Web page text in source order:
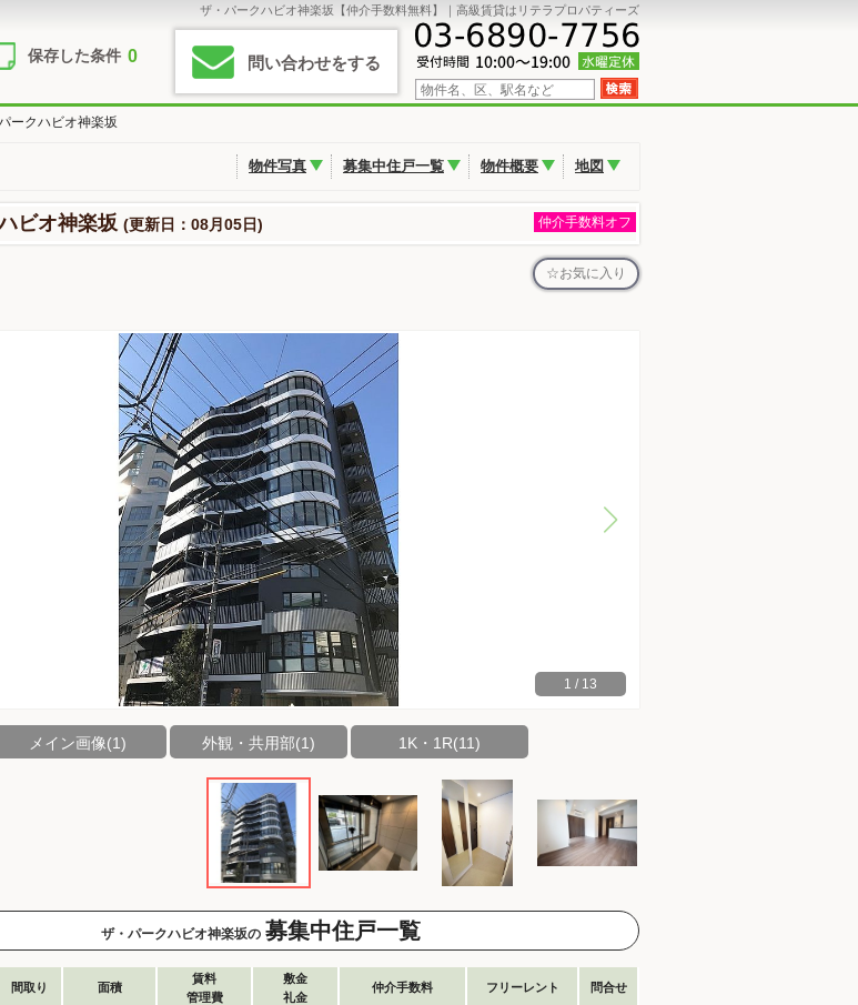
ザ・パークハビオ神楽坂【仲介手数料無料】｜高級賃貸はリテラプロパティーズ
保存した条件 0 問い合わせをする
ークハビオ神楽坂
物件写真 募集中住戸一覧 物件概要 地図
ビオ神楽坂 (更新日：08月05日) 仲介手数料オフ
お気に入り
1 / 13
メイン画像(1) 外観・共用部(1) 1K・1R(11)
ザ・パークハビオ神楽坂の 募集中住戸一覧
間取り 面積
賃料
管理費
敷金
礼金
仲介手数料 フリーレント 問合せ